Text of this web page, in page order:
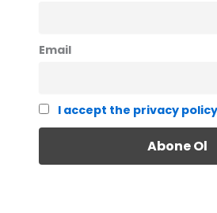
Email
I accept the privacy policy